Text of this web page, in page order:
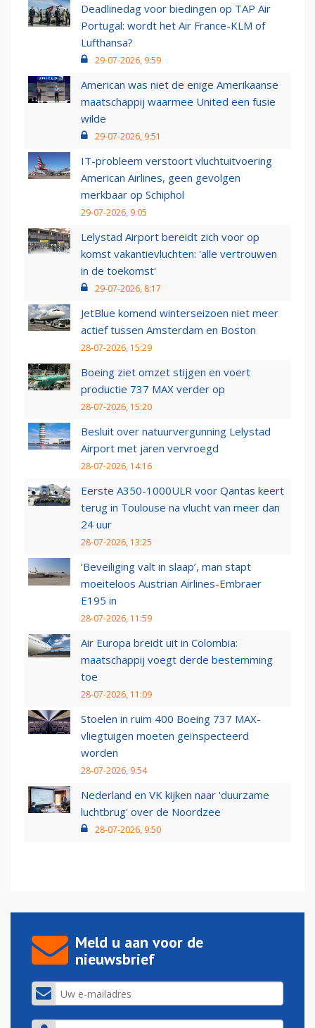
Deadlinedag voor biedingen op TAP Air
Portugal: wordt het Air France-KLM of
Lufthansa?
29-07-2026, 9:59
American was niet de enige Amerikaanse
maatschappij waarmee United een fusie
wilde
29-07-2026, 9:51
IT-probleem verstoort vluchtuitvoering
American Airlines, geen gevolgen
merkbaar op Schiphol
29-07-2026, 9:05
Lelystad Airport bereidt zich voor op
komst vakantievluchten: 'alle vertrouwen
in de toekomst'
29-07-2026, 8:17
JetBlue komend winterseizoen niet meer
actief tussen Amsterdam en Boston
28-07-2026, 15:29
Boeing ziet omzet stijgen en voert
productie 737 MAX verder op
28-07-2026, 15:20
Besluit over natuurvergunning Lelystad
Airport met jaren vervroegd
28-07-2026, 14:16
Eerste A350-1000ULR voor Qantas keert
terug in Toulouse na vlucht van meer dan
24 uur
28-07-2026, 13:25
‘Beveiliging valt in slaap’, man stapt
moeiteloos Austrian Airlines-Embraer
E195 in
28-07-2026, 11:59
Air Europa breidt uit in Colombia:
maatschappij voegt derde bestemming
toe
28-07-2026, 11:09
Stoelen in ruim 400 Boeing 737 MAX-
vliegtuigen moeten geïnspecteerd
worden
28-07-2026, 9:54
Nederland en VK kijken naar 'duurzame
luchtbrug' over de Noordzee
28-07-2026, 9:50
Meld u aan voor de
nieuwsbrief